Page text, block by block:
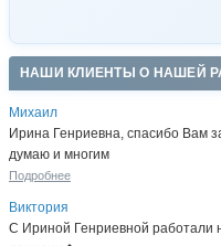
НАШИ КЛИЕНТЫ О НАШЕЙ
Михаил
Ирина Генриевна, спасибо Вам
думаю и многим
Подробнее
Виктория
С Ириной Генриевной работали